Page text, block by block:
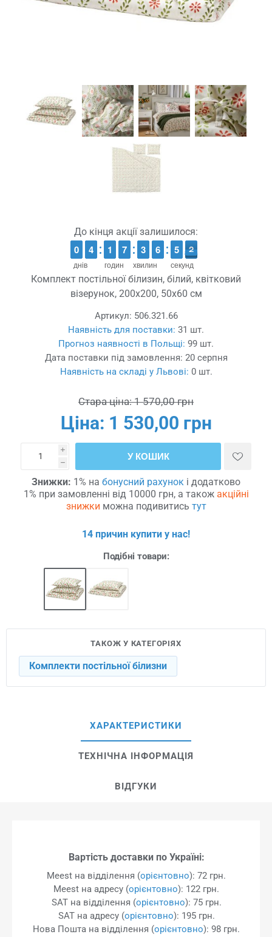
До кінця акції залишилося:
днів
9
9
0
0 3
3
4
4
годин
1
1
1
1 6
6
7
7
хвилин
2
2
3
3 5
5
6
6
секунд
4
4
5
5 2
2
1
Комплект постільної білизин, білий, квітковий
візерунок, 200x200, 50x60 см
Артикул: 506.321.66
Наявність для поставки: 31 шт.
Прогноз наявності в Польщі: 99 шт.
Дата поставки під замовлення: 20 серпня
Наявність на складі у Львові: 0 шт.
Стара ціна: 1 570,00 грн
Ціна: 1 530,00 грн
i
h
У КОШИК
Знижки: 1% на бонусний рахунок і додатково
1% при замовленні від 10000 грн, а також акційні
знижки можна подивитись тут
14 причин купити у нас!
Подібні товари:
ТАКОЖ У КАТЕГОРІЯХ
Комплекти постільної білизни
ХАРАКТЕРИСТИКИ
ТЕХНІЧНА ІНФОРМАЦІЯ
ВІДГУКИ
Вартість доставки по Україні:
Meest на відділення (орієнтовно): 72 грн.
Meest на адресу (орієнтовно): 122 грн.
SAT на відділення (орієнтовно): 75 грн.
SAT на адресу (орієнтовно): 195 грн.
Нова Пошта на відділення (орієнтовно): 98 грн.